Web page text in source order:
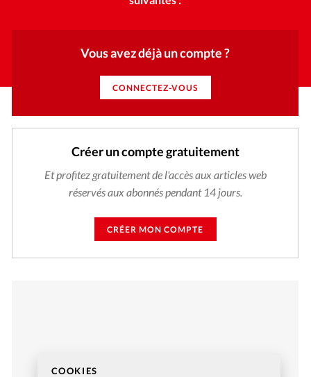
COOKIES
Vous avez déjà un compte ?
CONNECTEZ-VOUS
Créer un compte gratuitement
Et profitez gratuitement de l'accès aux articles web
réservés aux abonnés pendant 14 jours.
CRÉER MON COMPTE